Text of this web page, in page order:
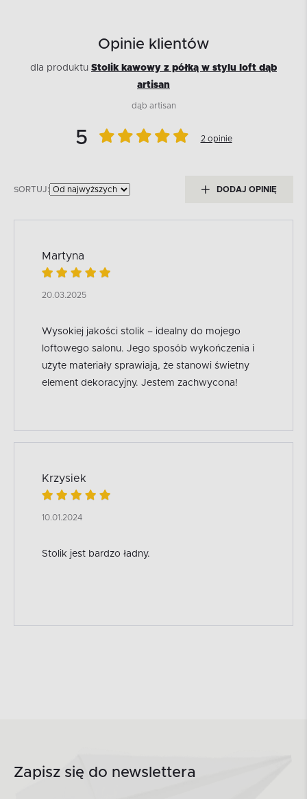
Opinie klientów
dla produktu Stolik kawowy z półką w stylu loft dąb
artisan
dąb artisan
5 2 opinie
SORTUJ: DODAJ OPINIĘ
Martyna
20.03.2025
Wysokiej jakości stolik – idealny do mojego
loftowego salonu. Jego sposób wykończenia i
użyte materiały sprawiają, że stanowi świetny
element dekoracyjny. Jestem zachwycona!
Krzysiek
10.01.2024
Stolik jest bardzo ładny.
Zapisz się do newslettera